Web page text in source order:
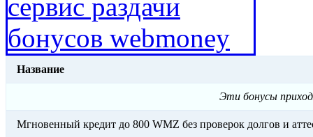
Название
Эти бонусы
Мгновенный кредит до 800 WMZ без проверок долгов и